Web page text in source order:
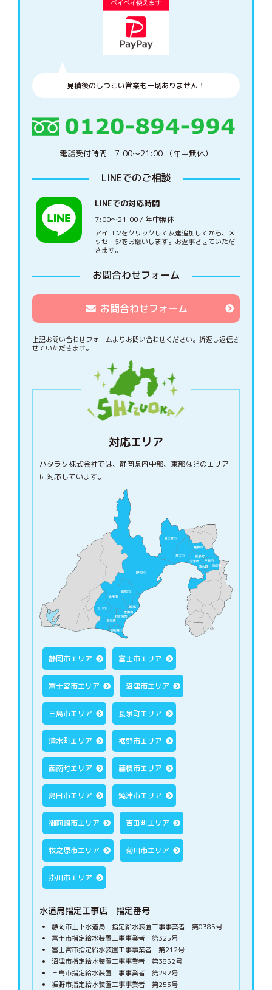
見積後のしつこい営業も一切ありません！
電話受付時間 7:00〜21:00 （年中無休）
LINEでのご相談
LINEでの対応時間
7:00〜21:00 / 年中無休
アイコンをクリックして友達追加してから、メ
ッセージをお願いします。お返事させていただ
きます。
お問合わせフォーム
お問合わせフォーム
上記お問い合わせフォームよりお問い合わせください。 折返し返信さ
せていただきます。
対応エリア
ハタラク株式会社では、静岡県内中部、東部などのエリア
に対応しています。
静岡市エリア 富士市エリア
富士宮市エリア 沼津市エリア
三島市エリア 長泉町エリア
清水町エリア 裾野市エリア
函南町エリア 藤枝市エリア
島田市エリア 焼津市エリア
御前崎市エリア 吉田町エリア
牧之原市エリア 菊川市エリア
掛川市エリア
水道局指定工事店 指定番号
静岡市上下水道局 指定給水装置工事事業者 第0385号
富士市指定給水装置工事事業者 第325号
富士宮市指定給水装置工事事業者 第212号
沼津市指定給水装置工事事業者 第3852号
三島市指定給水装置工事事業者 第292号
裾野市指定給水装置工事事業者 第253号